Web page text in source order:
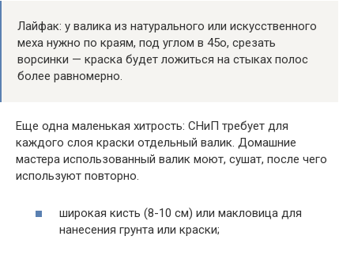
Лайфак: у валика из натурального или искусственного
меха нужно по краям, под углом в 45o, срезать
ворсинки — краска будет ложиться на стыках полос
более равномерно.
Еще одна маленькая хитрость: СНиП требует для
каждого слоя краски отдельный валик. Домашние
мастера использованный валик моют, сушат, после чего
используют повторно.
широкая кисть (8-10 см) или макловица для
нанесения грунта или краски;